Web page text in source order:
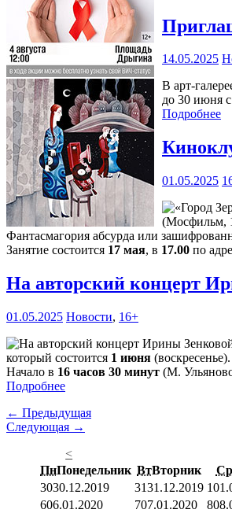
14.05.2025
В арт-
до 30 июня с
Подробнее
01.05.2025
(Мосфильм,
Фантасмагория абсурда или
Занятие состоится 17 мая, в 17.00 по
На авторский концерт
01.05.2025 Новости, 16+
который состоится 1 июня (воскресенье).
Начало в 16 часов 30 минут (М.
Подробнее
← Предыдущая
Следующая →
<
ПнПонедельник ВтВторник Ср
3030.12.2019 3131.12.2019 1
606.01.2020 707.01.2020 8